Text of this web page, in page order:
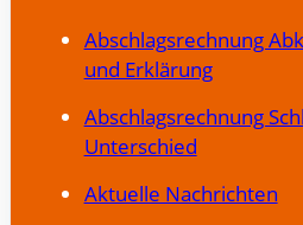
Abschlagsrechnung
und Erklärung
Abschlagsrechnung
Unterschied
Aktuelle Nachrichten